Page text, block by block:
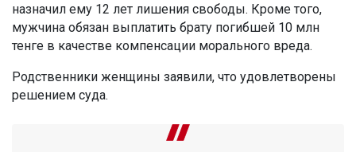
назначил ему 12 лет лишения свободы. Кроме того,
мужчина обязан выплатить брату погибшей 10 млн
тенге в качестве компенсации морального вреда.
Родственники женщины заявили, что удовлетворены
решением суда.